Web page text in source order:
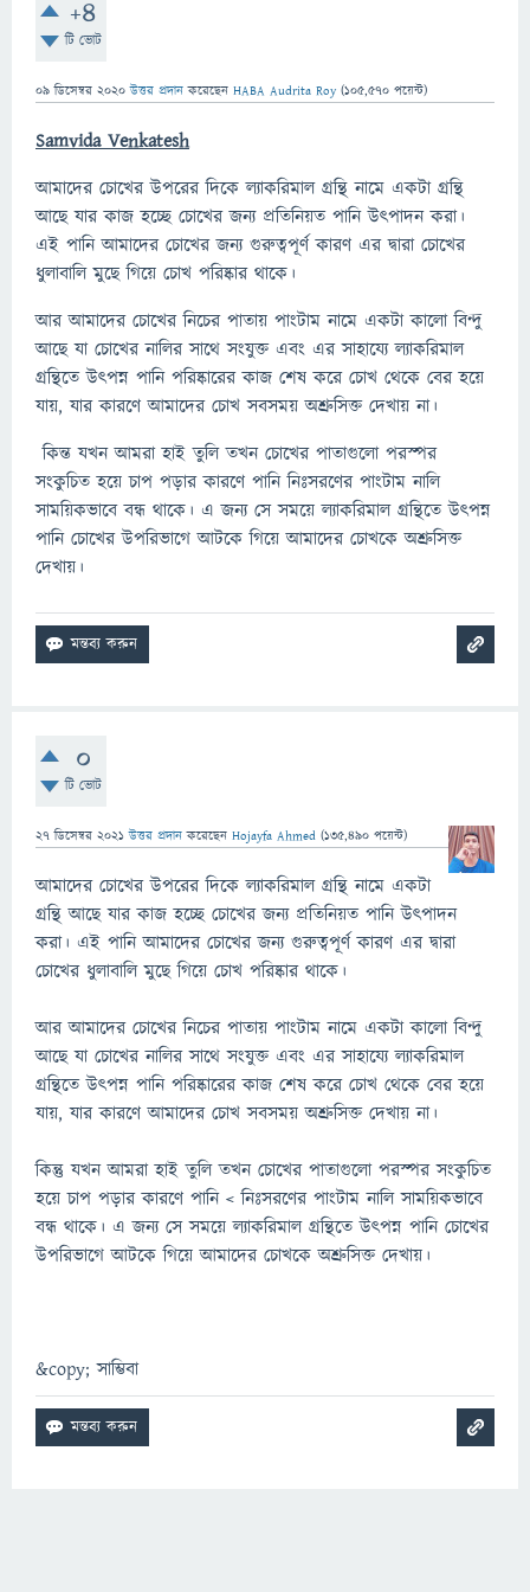
+4
টি ভোট
09 ডিসেম্বর 2020 উত্তর প্রদান করেছেন HABA Audrita Roy (105,570 পয়েন্ট)
Samvida Venkatesh
আমাদের চোখের উপরের দিকে ল্যাকরিমাল গ্রন্থি নামে একটা গ্রন্থি
আছে যার কাজ হচ্ছে চোখের জন্য প্রতিনিয়ত পানি উৎপাদন করা।
এই পানি আমাদের চোখের জন্য গুরুত্বপূর্ণ কারণ এর দ্বারা চোখের
ধুলাবালি মুছে গিয়ে চোখ পরিষ্কার থাকে।
আর আমাদের চোখের নিচের পাতায় পাংটাম নামে একটা কালো বিন্দু
আছে যা চোখের নালির সাথে সংযুক্ত এবং এর সাহায্যে ল্যাকরিমাল
গ্রন্থিতে উৎপন্ন পানি পরিষ্কারের কাজ শেষ করে চোখ থেকে বের হয়ে
যায়, যার কারণে আমাদের চোখ সবসময় অশ্রুসিক্ত দেখায় না।
কিন্ত যখন আমরা হাই তুলি তখন চোখের পাতাগুলো পরস্পর
সংকুচিত হয়ে চাপ পড়ার কারণে পানি নিঃসরণের পাংটাম নালি
সাময়িকভাবে বন্ধ থাকে। এ জন্য সে সময়ে ল্যাকরিমাল গ্রন্থিতে উৎপন্ন
পানি চোখের উপরিভাগে আটকে গিয়ে আমাদের চোখকে অশ্রুসিক্ত
দেখায়।
0
টি ভোট
27 ডিসেম্বর 2021 উত্তর প্রদান করেছেন Hojayfa Ahmed (135,490 পয়েন্ট)
আমাদের চোখের উপরের দিকে ল্যাকরিমাল গ্রন্থি নামে একটা
গ্রন্থি আছে যার কাজ হচ্ছে চোখের জন্য প্রতিনিয়ত পানি উৎপাদন
করা। এই পানি আমাদের চোখের জন্য গুরুত্বপূর্ণ কারণ এর দ্বারা
চোখের ধুলাবালি মুছে গিয়ে চোখ পরিষ্কার থাকে।
আর আমাদের চোখের নিচের পাতায় পাংটাম নামে একটা কালো বিন্দু
আছে যা চোখের নালির সাথে সংযুক্ত এবং এর সাহায্যে ল্যাকরিমাল
গ্রন্থিতে উৎপন্ন পানি পরিষ্কারের কাজ শেষ করে চোখ থেকে বের হয়ে
যায়, যার কারণে আমাদের চোখ সবসময় অশ্রুসিক্ত দেখায় না।
কিন্তু যখন আমরা হাই তুলি তখন চোখের পাতাগুলো পরস্পর সংকুচিত
হয়ে চাপ পড়ার কারণে পানি < নিঃসরণের পাংটাম নালি সাময়িকভাবে
বন্ধ থাকে। এ জন্য সে সময়ে ল্যাকরিমাল গ্রন্থিতে উৎপন্ন পানি চোখের
উপরিভাগে আটকে গিয়ে আমাদের চোখকে অশ্রুসিক্ত দেখায়।
&copy; সাম্ভিবা